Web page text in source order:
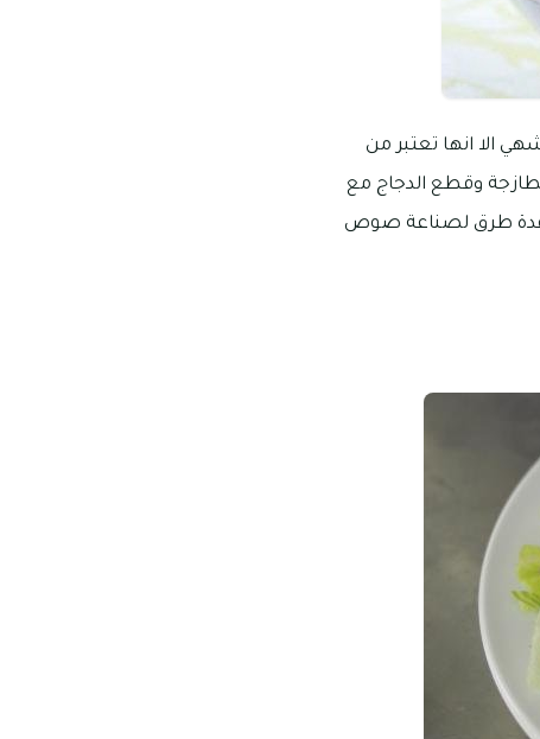
الا انها تعتبر من
وقطع الدجاج مع
عدة طرق لصناعة صوص